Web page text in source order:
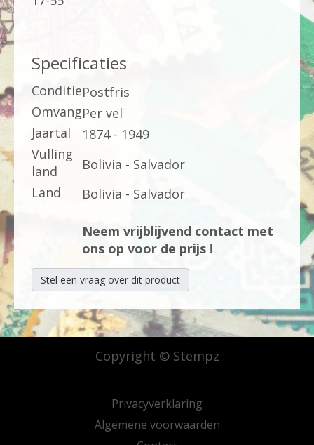
Specificaties
ConditiePostfris
OmvangPer vel
Jaartal
1874 - 1949
Vulling
land
Bolivia - Salvador
Land
Bolivia - Salvador
Neem vrijblijvend contact met
ons op voor de prijs !
Stel een vraag over dit product
Privacyverklaring
Algemene voorwaarden
Copyright © Stempz